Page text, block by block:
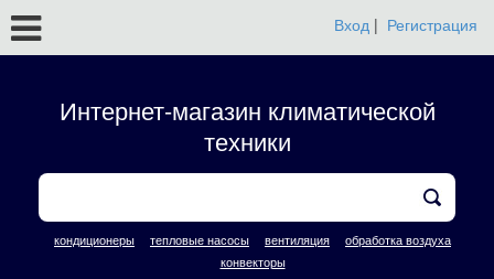
Вход | Регистрация
Интернет-магазин климатической
техники
кондиционеры тепловые насосы вентиляция
обработка воздуха
конвекторы